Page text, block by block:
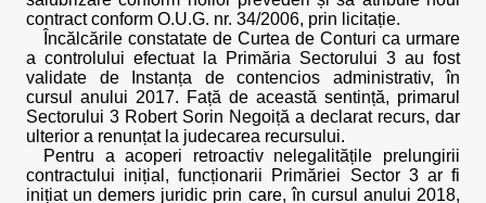
contract conform O.U.G. nr. 34/2006, prin licitație.
Încălcările constatate de Curtea de Conturi ca urmare
a controlului efectuat la Primăria Sectorului 3 au fost
validate de Instanța de contencios administrativ, în
cursul anului 2017. Față de această sentință, primarul
Sectorului 3 Robert Sorin Negoiță a declarat recurs, dar
ulterior a renunțat la judecarea recursului.
Pentru a acoperi retroactiv nelegalitățile prelungirii
contractului inițial, funcționarii Primăriei Sector 3 ar fi
inițiat un demers juridic prin care, în cursul anului 2018,